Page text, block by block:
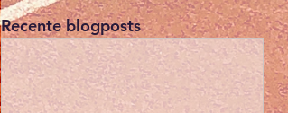
Recente blogposts